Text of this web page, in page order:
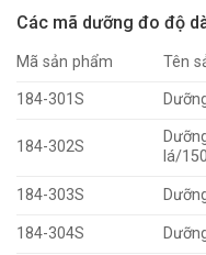
Các mã dưỡng đo độ
Mã sản phẩm
Tên
184-301S
184-302S
lá/
184-303S
184-304S